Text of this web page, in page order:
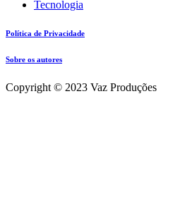
Tecnologia
Política de Privacidade
Sobre os autores
Copyright © 2023 Vaz Produções